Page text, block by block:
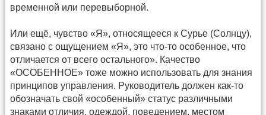
временной или перевыборной.
Или ещё, чувство «Я», относящееся к Сурье (Солнцу),
связано с ощущением «Я», это что-то особенное, что
отличается от всего остального». Качество
«ОСОБЕННОЕ» тоже можно использовать для знания
принципов управления. Руководитель должен как-то
обозначать свой «особенный» статус различными
знаками отличия, одеждой, поведением, местом